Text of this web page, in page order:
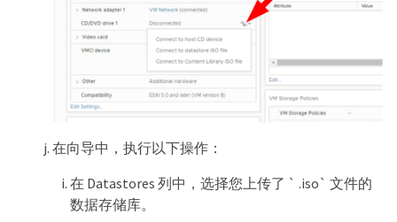
在向导中，执行以下操作：
在 Datastores 列中，选择您上传了 ` .iso` 文件的
数据存储库。